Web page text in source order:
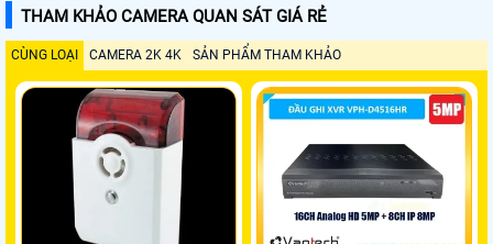
THAM KHẢO CAMERA QUAN SÁT GIÁ RẺ
CÙNG LOẠI CAMERA 2K 4K SẢN PHẨM THAM KHẢO